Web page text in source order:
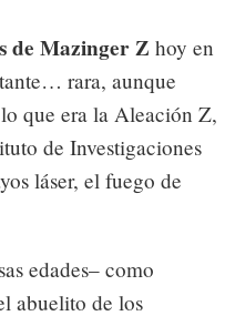
de Mazinger Z hoy en
rara, aunque
que era la Aleación Z,
de Investigaciones
láser, el fuego de
edades– como
abuelito de los